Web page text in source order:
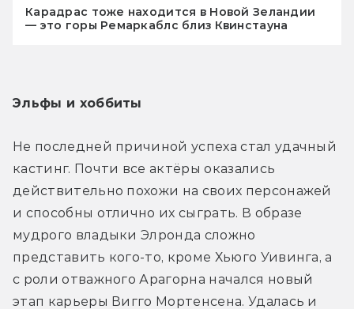
Карадрас тоже находится в Новой Зеландии
— это горы Ремаркаблс близ Квинстауна
Эльфы и хоббиты
Не последней причиной успеха стал удачный
кастинг. Почти все актёры оказались
действительно похожи на своих персонажей
и способны отлично их сыграть. В образе
мудрого владыки Элронда сложно
представить кого-то, кроме Хьюго Уивинга, а
с роли отважного Арагорна начался новый
этап карьеры Вигго Мортенсена. Удалась и